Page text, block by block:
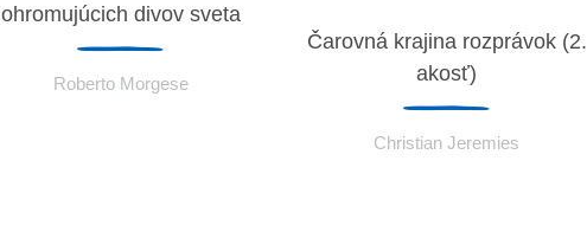
ohromujúcich divov sveta
Roberto Morgese
Čarovná krajina rozprávok (2.
akosť)
Christian Jeremies